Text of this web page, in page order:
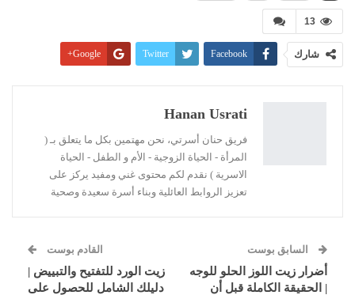
13
شارك Facebook
Twitter
Google+
Linkedin
Hanan Usrati
فريق حنان أسرتي، نحن مهتمين بكل ما يتعلق بـ (
المرأة - الحياة الزوجية - الأم و الطفل - الحياة
الاسرية ) نقدم لكم محتوى غني ومفيد يركز على
تعزيز الروابط العائلية وبناء أسرة سعيدة وصحية
السابق بوست
أضرار زيت اللوز الحلو للوجه
| الحقيقة الكاملة قبل أن
القادم بوست
زيت الورد للتفتيح والتبييض |
دليلك الشامل للحصول على